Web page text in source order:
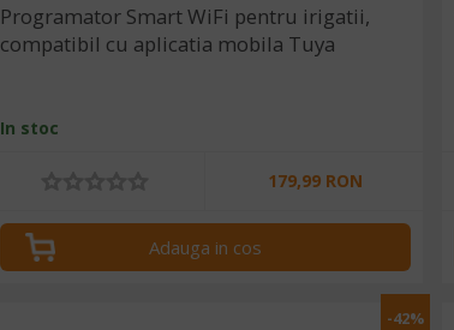
Programator Smart WiFi pentru irigatii,
compatibil cu aplicatia mobila Tuya
In stoc
179,99 RON
Adauga in cos
-42%